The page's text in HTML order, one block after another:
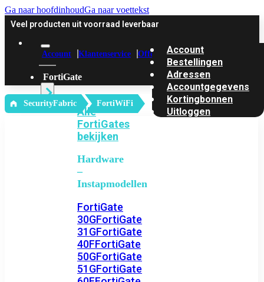
Ga naar hoofdinhoudGa naar voettekst
Veel producten uit voorraad leverbaar
Account Klantenservice Offerte
FortiGate
Alle
FortiGates
bekijken
Hardware
–
Instapmodellen
FortiGate
30GFortiGate
31GFortiGate
40FFortiGate
50GFortiGate
51GFortiGate
Account
Bestellingen
Adressen
Accountgegevens
Kortingbonnen
Uitloggen
‎ SecurityFabric FortiWiFi